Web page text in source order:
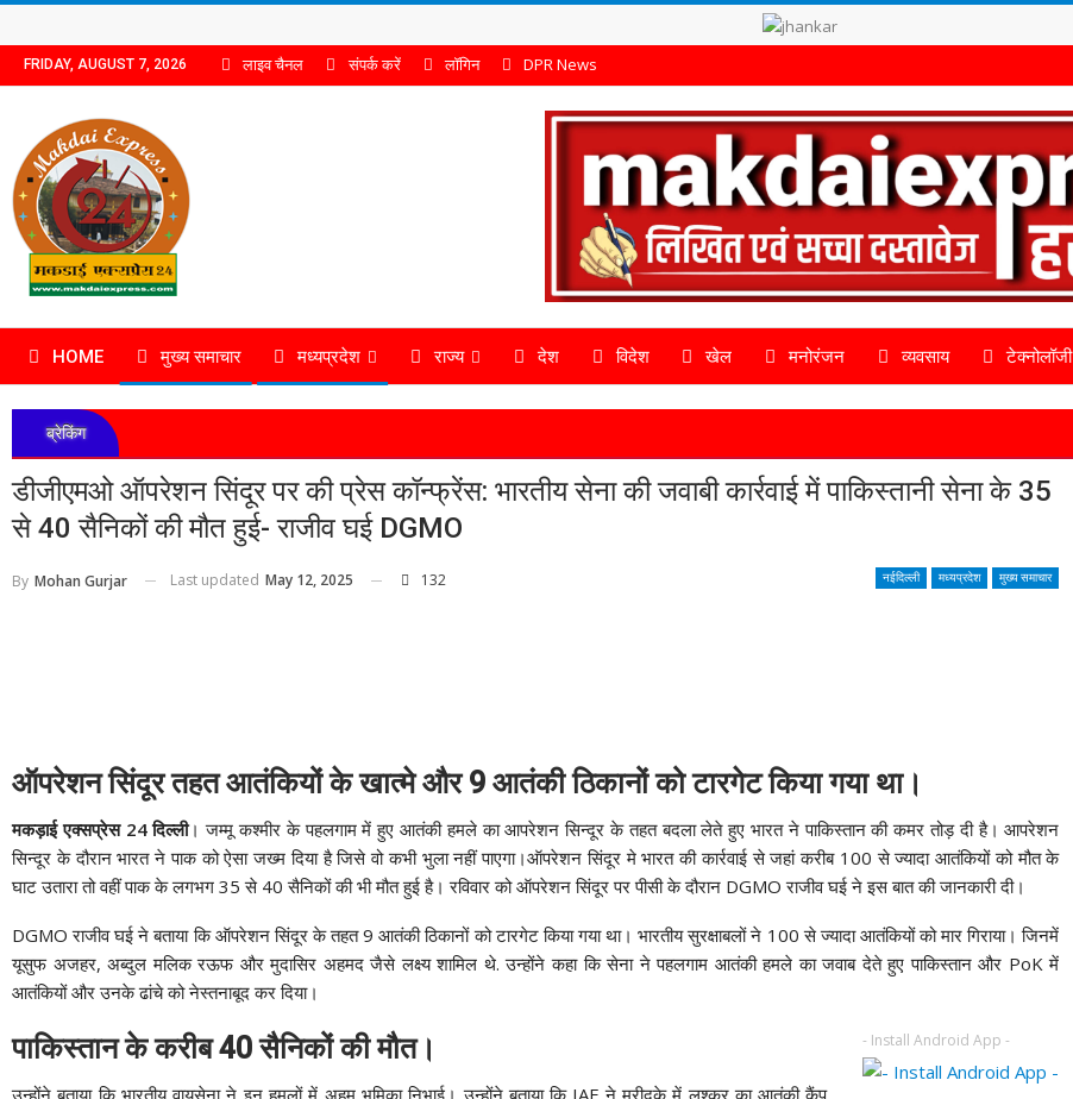
FRIDAY, AUGUST 7, 2026 लाइव चैनल संपर्क करें लॉगिन DPR News
HOME मुख्य समाचार मध्यप्रदेश राज्य देश विदेश खेल मनोरंजन व्यवसाय टेक्नोलॉजी
ब्रेकिंग
डीजीएमओ ऑपरेशन सिंदूर पर की प्रेस कॉन्फ्रेंस: भारतीय सेना की जवाबी कार्रवाई में पाकिस्तानी सेना के 35
से 40 सैनिकों की मौत हुई- राजीव घई DGMO
नईदिल्ली मध्यप्रदेश मुख्य समाचार
By Mohan Gurjar Last updated May 12, 2025 132
ऑपरेशन सिंदूर तहत आतंकियों के खात्मे और 9 आतंकी ठिकानों को टारगेट किया गया था।
मकड़ाई एक्सप्रेस 24 दिल्ली। जम्मू कश्मीर के पहलगाम में हुए आतंकी हमले का आपरेशन सिन्दूर के तहत बदला लेते हुए भारत ने पाकिस्तान की कमर तोड़ दी है। आपरेशन
सिन्दूर के दौरान भारत ने पाक को ऐसा जख्म दिया है जिसे वो कभी भुला नहीं पाएगा।ऑपरेशन सिंदूर मे भारत की कार्रवाई से जहां करीब 100 से ज्यादा आतंकियों को मौत के
घाट उतारा तो वहीं पाक के लगभग 35 से 40 सैनिकों की भी मौत हुई है। रविवार को ऑपरेशन सिंदूर पर पीसी के दौरान DGMO राजीव घई ने इस बात की जानकारी दी।
DGMO राजीव घई ने बताया कि ऑपरेशन सिंदूर के तहत 9 आतंकी ठिकानों को टारगेट किया गया था। भारतीय सुरक्षाबलों ने 100 से ज्यादा आतंकियों को मार गिराया। जिनमें
यूसुफ अजहर, अब्दुल मलिक रऊफ और मुदासिर अहमद जैसे लक्ष्य शामिल थे. उन्होंने कहा कि सेना ने पहलगाम आतंकी हमले का जवाब देते हुए पाकिस्तान और PoK में
आतंकियों और उनके ढांचे को नेस्तनाबूद कर दिया।
- Install Android App -
पाकिस्तान के करीब 40 सैनिकों की मौत।